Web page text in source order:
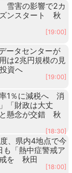
雪害の影響で2カ
ンスタート 秋
[19:00]
ータセンターが
は2兆円規模の見
資へ
[19:00]
1％に減税へ 消
「財政は大丈
懸念が交錯 秋
[18:30]
、県内4地点で今
「熱中症警戒ア
を 秋田
[18:00]